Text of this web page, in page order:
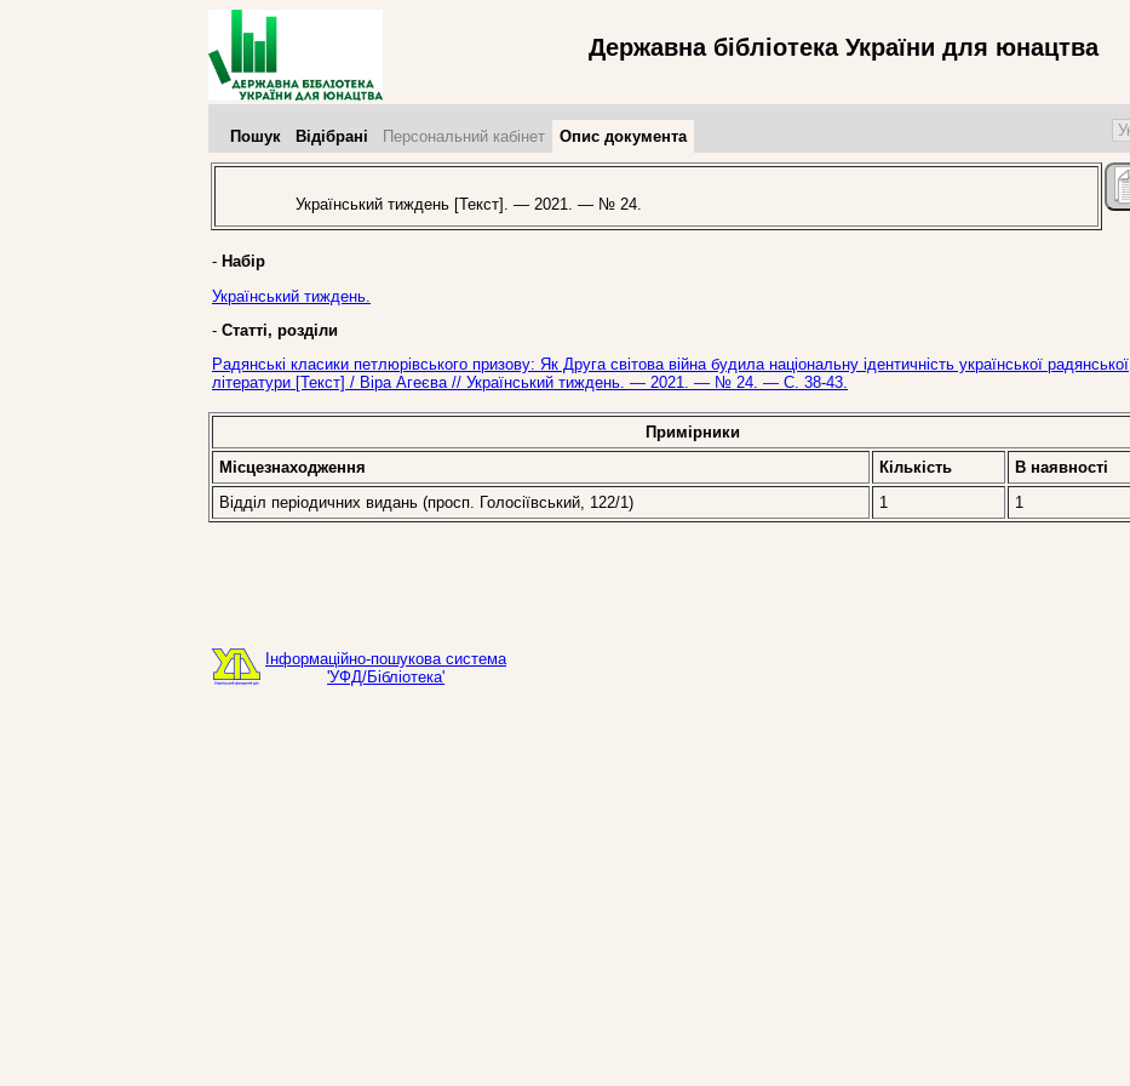
Державна бібліотека України для юнацтва
Пошук Відібрані Персональний кабінет Опис документа
Український тиждень [Текст]. — 2021. — № 24.
- Набір
Український тиждень.
- Статті, розділи
Радянські класики петлюрівського призову: Як Друга світова війна будила національну ідентичність української радянської
літератури [Текст] / Віра Агеєва // Український тиждень. — 2021. — № 24. — С. 38-43.
Примірники
Місцезнаходження
Кількість
В наявностi
Відділ періодичних видань (просп. Голосіївський, 122/1)
1 1
Інформаційно-пошукова система
'УФД/Бібліотека'